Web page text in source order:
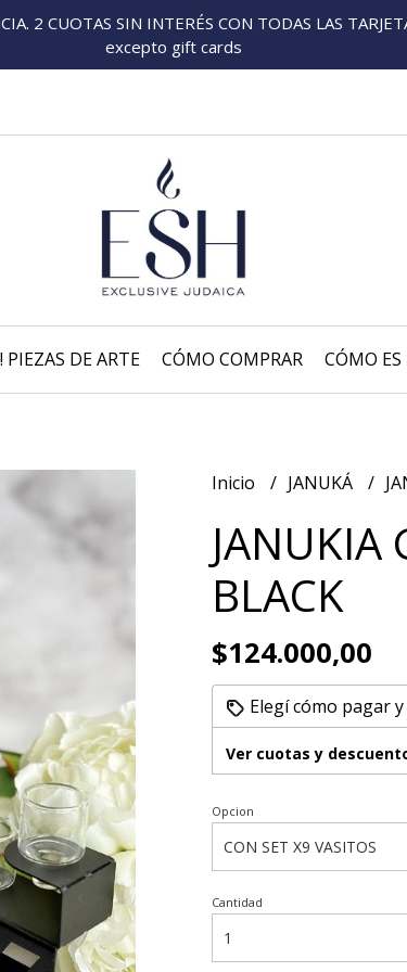
2 CUOTAS SIN INTERÉS CON TODAS LAS
excepto gift cards
PIEZAS DE ARTE CÓMO COMPRAR CÓMO ES
Inicio JANUKÁ
JANUKIA
BLACK
$124.000,00
Elegí cómo pagar
Ver cuotas y
Opcion
Cantidad